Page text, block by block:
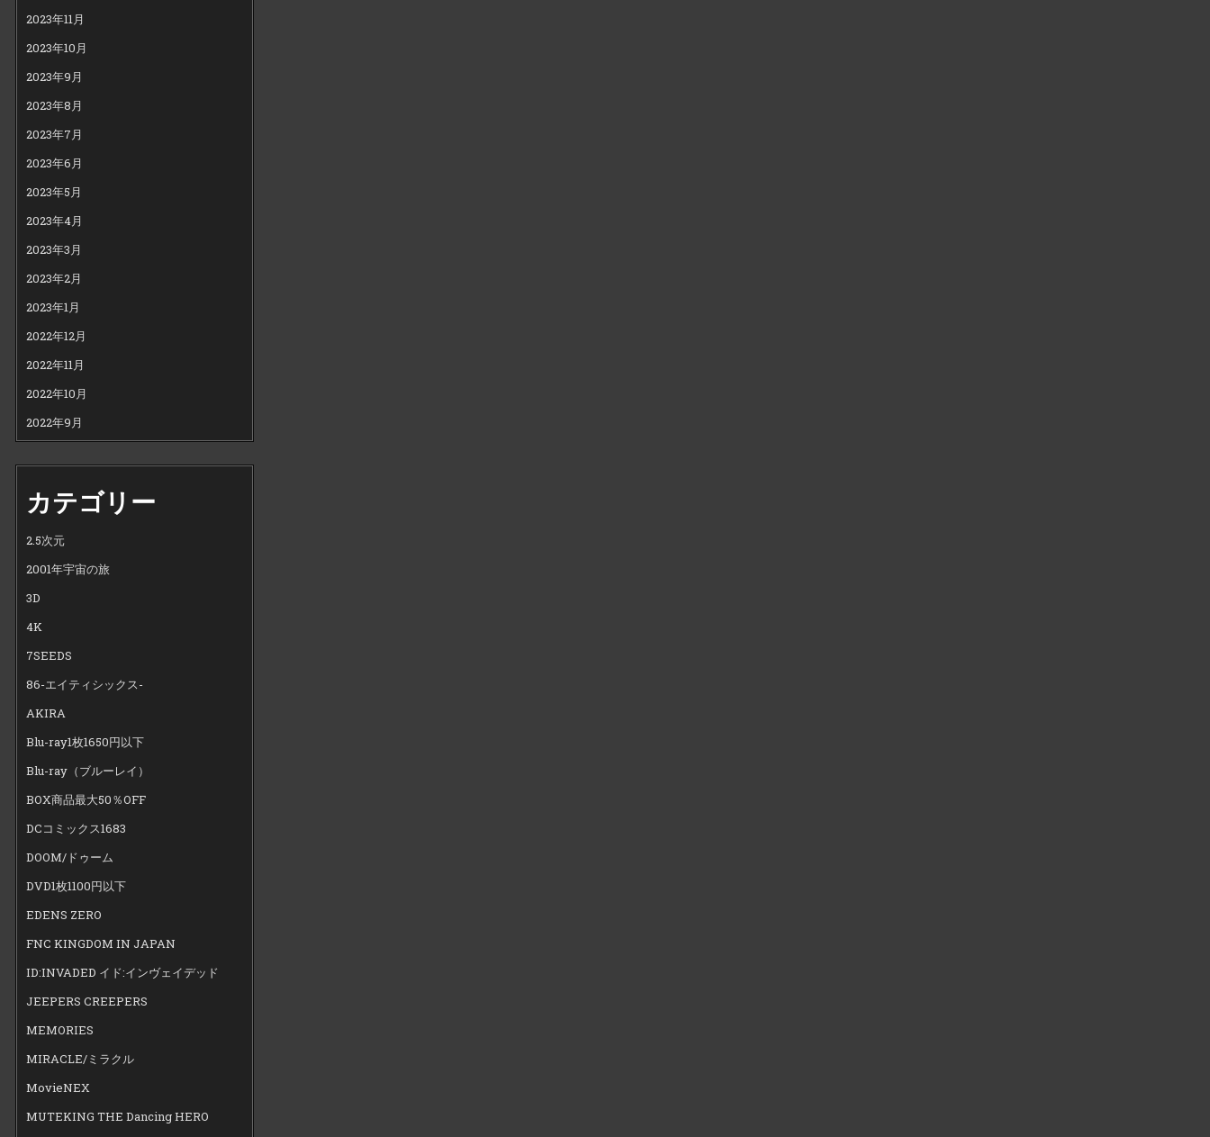
2023年11月
2023年10月
2023年9月
2023年8月
2023年7月
2023年6月
2023年5月
2023年4月
2023年3月
2023年2月
2023年1月
2022年12月
2022年11月
2022年10月
2022年9月
カテゴリー
2.5次元
2001年宇宙の旅
3D
4K
7SEEDS
86-エイティシックス-
AKIRA
Blu-ray1枚1650円以下
Blu-ray（ブルーレイ）
BOX商品最大50％OFF
DCコミックス1683
DOOM/ドゥーム
DVD1枚1100円以下
EDENS ZERO
FNC KINGDOM IN JAPAN
ID:INVADED イド:インヴェイデッド
JEEPERS CREEPERS
MEMORIES
MIRACLE/ミラクル
MovieNEX
MUTEKING THE Dancing HERO